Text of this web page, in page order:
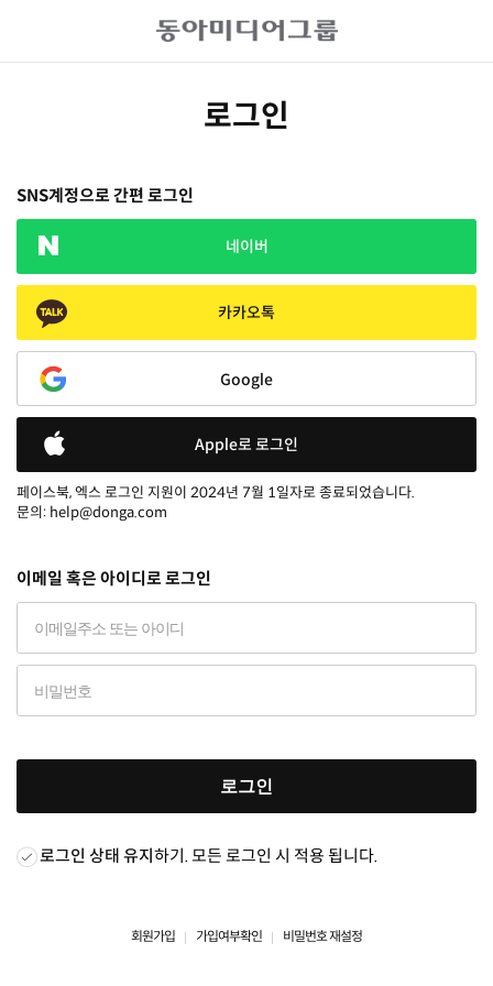
로그인
SNS계정으로 간편 로그인
네이버
카카오톡
Google
Apple로 로그인
페이스북, 엑스 로그인 지원이 2024년 7월 1일자로 종료되었습니다.
문의: help@donga.com
이메일 혹은 아이디로 로그인
로그인
로그인 상태 유지하기. 모든 로그인 시 적용 됩니다.
회원가입 가입여부확인 비밀번호 재설정